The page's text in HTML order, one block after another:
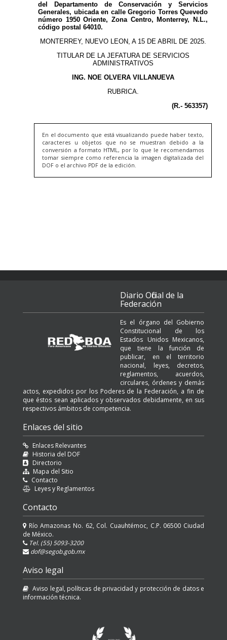
En el documento que está visualizando puede haber texto,
caracteres u objetos que no se muestran debido a la
conversión a formato HTML, por lo que le recomendamos
tomar siempre como referencia la imagen digitalizada del
DOF o el archivo PDF de la edición.
Diario Oficial de la
Federación
Es el órgano del Gobierno
Constitucional de los
Estados Unidos Mexicanos,
que tiene la función de
publicar, en el territorio
nacional, leyes, decretos,
reglamentos, acuerdos,
circulares, órdenes y demás
actos, expedidos por los Poderes de la Federación, a fin de
que éstos sean aplicados y observados debidamente, en sus
respectivos ámbitos de competencia.
Enlaces del sitio
Enlaces Relevantes
Historia del DOF
Directorio
Mapa del Sitio
Contacto
Leyes y Reglamentos
Contacto
Río Amazonas No. 62, Col. Cuauhtémoc, C.P. 06500 Ciudad
de México.
Tel. (55) 5093-3200
dof@segob.gob.mx
Aviso legal
Aviso legal, políticas de privacidad y protección de datos e
información técnica.